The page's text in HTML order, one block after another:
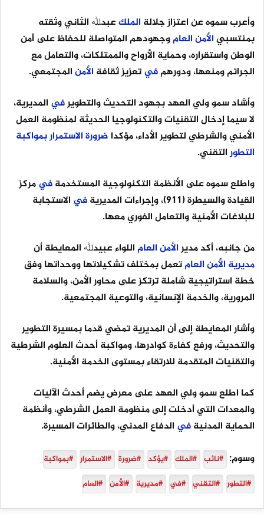
وأعرب سموه عن اعتزاز جلالة الملكعبدﷲ الثاني وثقته
بمنتسبيالأمنالعاموجهودهم المتواصلة للحفاظ على أمن
الوطن واستقراره، وحماية الأرواح والممتلكات، والتعامل مع
الجرائم ومنعها، ودورهمفيتعزيز ثقافة الأمنالمجتمعي.
وأشاد سمو ولي العهد بجهود التحديث والتطويرفي المديرية،
لا سيما إدخال التقنيات والتكنولوجيا الحديثة لمنظومة العمل
الأمني والشرطي لتطوير الأداء، مؤكدا ضرورةالاستمراربمواكبة
التطورالتقني.
واطلع سموه على الأنظمة التكنولوجية المستخدمةفيمركز
القيادة والسيطرة (911)، وإجراءات المديرية
في الاستجابة
للبلاغات الأمنية والتعامل الفوري معها.
من جانبه، أكد مديرالأمنالعام اللواء عبيدﷲ المعايطة أن
مديرية الأمنالعامتعمل بمختلف تشكيلاتها ووحداتها وفق
خطة استراتيجية شاملة ترتكز على محاور الأمن، والسلامة
المرورية، والخدمة الإنسانية، والتوعية المجتمعية.
وأشار المعايطة إلى أن المديرية تمضي قدما بمسيرة التطوير
والتحديث، ورفع كفاءة كوادرها، ومواكبة أحدث العلوم الشرطية
والتقنيات المتقدمة للارتقاء بمستوى الخدمة الأمنية.
كما اطلع سمو ولي العهد على معرض يضم أحدث الآليات
والمعدات التي أدخلت إلى منظومة العمل الشرطي، وأنظمة
الحماية المدنيةفي الدفاع المدني، والطائرات المسيرة.
وسوم: #نائب #الملك #يؤكد #ضرورة #الاستمرار #بمواكبة
#التطور #التقني #في #مديرية #الأمن #العام